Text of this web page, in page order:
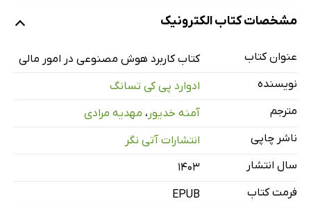
دکتر ادوارد پی.کی.تسانگ
پیشگفتار
2-1 کشف فرصت بر سرعت اجرای معامله ارجحیت دارد
3-1 بازشناسی الگو
4-1 داده‌کاوی
مشخصات کتاب الکترونیک
عنوان کتاب
کتاب کاربرد هوش مصنوعی در امور مالی
نویسنده
ادوارد پی کی تسانگ
مترجم
آمنه خدیور ، مهدیه مرادی
ناشر چاپی
انتشارات آتی نگر
سال انتشار
۱۴۰۳
فرمت کتاب
EPUB